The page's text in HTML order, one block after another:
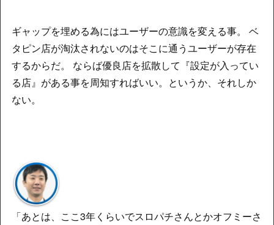
ギャップを埋める為にはユーザーの意識を変える事。 ベ
タピン店が淘汰されないのはそこに通うユーザーが存在
するからだ。 ならば優良店を拡散して『設定が入ってい
る店』がある事を周知すればいい。というか、それしか
ない。
「あとは、ここ3年くらいでスロパチさんとかオフミーさ